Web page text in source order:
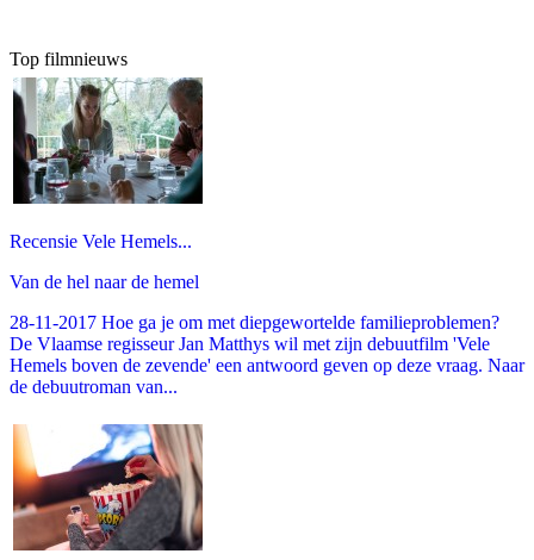
Top filmnieuws
Recensie Vele Hemels...
Van de hel naar de hemel
28-11-2017 Hoe ga je om met diepgewortelde familieproblemen?
De Vlaamse regisseur Jan Matthys wil met zijn debuutfilm 'Vele
Hemels boven de zevende' een antwoord geven op deze vraag. Naar
de debuutroman van...